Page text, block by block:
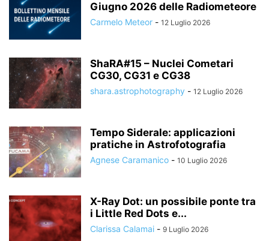
Giugno 2026 delle Radiometeore
Carmelo Meteor - 12 Luglio 2026
ShaRA#15 – Nuclei Cometari
CG30, CG31 e CG38
shara.astrophotography - 12 Luglio 2026
Tempo Siderale: applicazioni
pratiche in Astrofotografia
Agnese Caramanico - 10 Luglio 2026
X-Ray Dot: un possibile ponte tra
i Little Red Dots e...
Clarissa Calamai - 9 Luglio 2026